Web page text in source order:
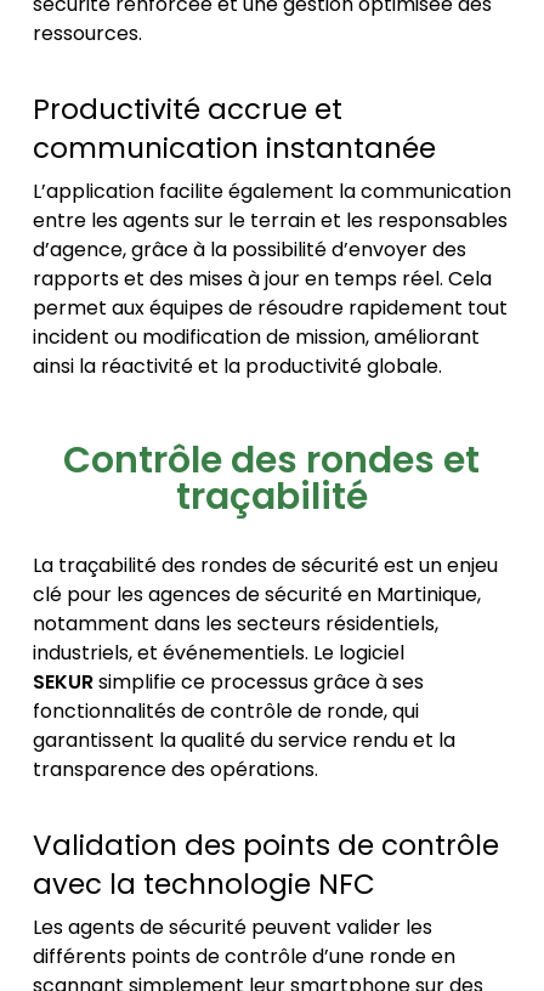
ressources.
Productivité accrue et
communication instantanée
L’application facilite également la communication
entre les agents sur le terrain et les responsables
d’agence, grâce à la possibilité d’envoyer des
rapports et des mises à jour en temps réel. Cela
permet aux équipes de résoudre rapidement tout
incident ou modification de mission, améliorant
ainsi la réactivité et la productivité globale.
Contrôle des rondes et
traçabilité
La traçabilité des rondes de sécurité est un enjeu
clé pour les agences de sécurité en Martinique,
notamment dans les secteurs résidentiels,
industriels, et événementiels. Le logiciel
SEKURsimplifie ce processus grâce à ses
fonctionnalités de contrôle de ronde, qui
garantissent la qualité du service rendu et la
transparence des opérations.
Validation des points de contrôle
avec la technologie NFC
Les agents de sécurité peuvent valider les
différents points de contrôle d’une ronde en
scannant simplement leur smartphone sur des